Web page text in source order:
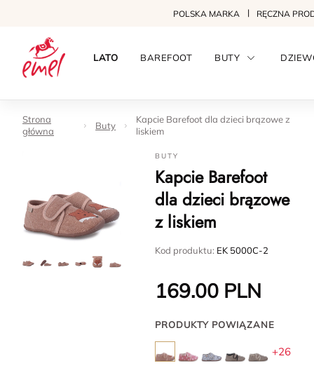
POLSKA MARKA RĘCZNA
LATO BAREFOOT BUTY
Strona
główna
Buty
Kapcie Barefoot dla dzieci brązowe z
liskiem
BUTY
Kapcie Barefoot
dla dzieci brązowe
z liskiem
Kod produktu: EK 5000C-2
169.00 PLN
PRODUKTY POWIĄZANE
+26